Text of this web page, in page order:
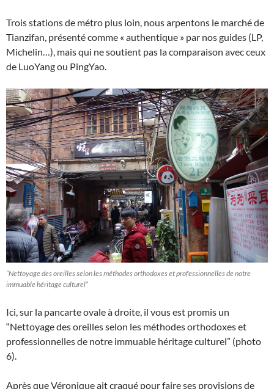
Trois stations de métro plus loin, nous arpentons le marché de
Tianzifan, présenté comme « authentique » par nos guides (LP,
Michelin…), mais qui ne soutient pas la comparaison avec ceux
de LuoYang ou PingYao.
“Nettoyage des oreilles selon les méthodes orthodoxes et professionnelles de notre
immuable héritage culturel”
Ici, sur la pancarte ovale à droite, il vous est promis un
“Nettoyage des oreilles selon les méthodes orthodoxes et
professionnelles de notre immuable héritage culturel” (photo
6).
Après que Véronique ait craqué pour faire ses provisions de